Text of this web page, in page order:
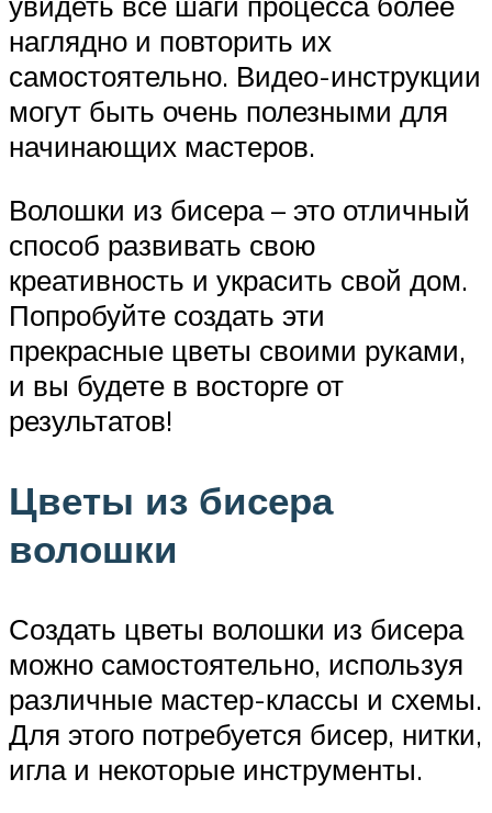
наглядно и повторить их
самостоятельно. Видео-инструкции
могут быть очень полезными для
начинающих мастеров.
Волошки из бисера – это отличный
способ развивать свою
креативность и украсить свой дом.
Попробуйте создать эти
прекрасные цветы своими руками,
и вы будете в восторге от
результатов!
Цветы из бисера
волошки
Создать цветы волошки из бисера
можно самостоятельно, используя
различные мастер-классы и схемы.
Для этого потребуется бисер, нитки,
игла и некоторые инструменты.